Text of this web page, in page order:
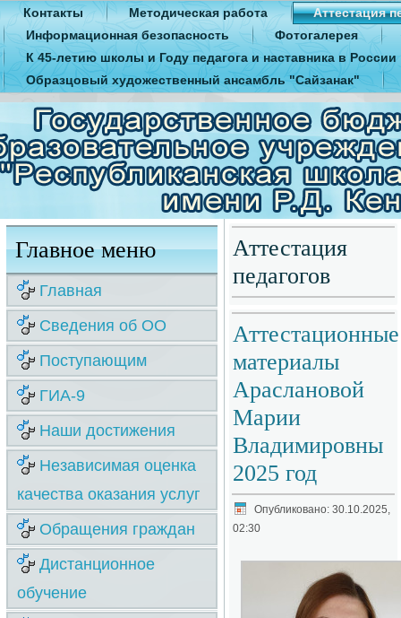
Контакты Методическая работа
Аттестация
Информационная безопасность
Фотогалерея
К 45-летию школы и Году педагога и наставника в России
Образцовый художественный ансамбль "Сайзанак"
Главное меню
Главная
Сведения об ОО
Поступающим
ГИА-9
Наши достижения
Независимая оценка
качества оказания услуг
Обращения граждан
Дистанционное
обучение
Аттестация
педагогов
Аттестационные
материалы
Араслановой
Марии
Владимировны
2025 год
Опубликовано: 30.10.2025,
02:30